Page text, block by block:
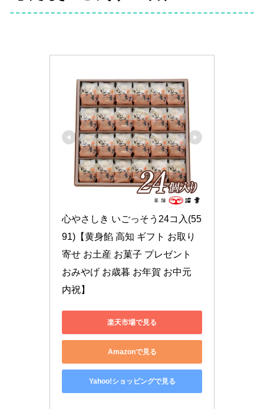
心やさしき いごっそう24コ入(55
91)【黄身餡 高知 ギフト お取り
寄せ お土産 お菓子 プレゼント
おみやげ お歳暮 お年賀 お中元
内祝】
楽天市場で見る
Amazonで見る
Yahoo!ショッピングで見る